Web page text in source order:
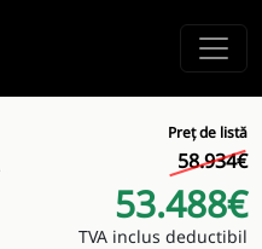
Preț de listă
58.934€
53.488€
TVA inclus deductibil